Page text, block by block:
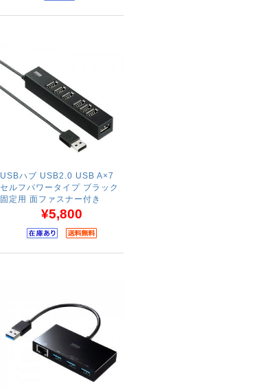
USBハブ USB2.0 USB A×7
セルフパワータイプ ブラック
固定用 面ファスナー付き
¥5,800